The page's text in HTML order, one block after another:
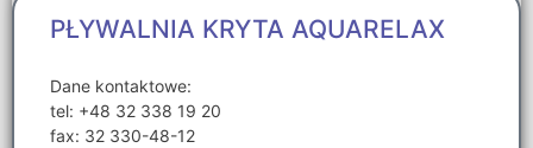
PŁYWALNIA KRYTA AQUARELAX
Dane kontaktowe:
tel: +48 32 338 19 20
fax: 32 330-48-12